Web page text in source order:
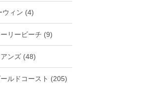
ウィン (4)
リービーチ (9)
ンズ (48)
ルドコースト (205)